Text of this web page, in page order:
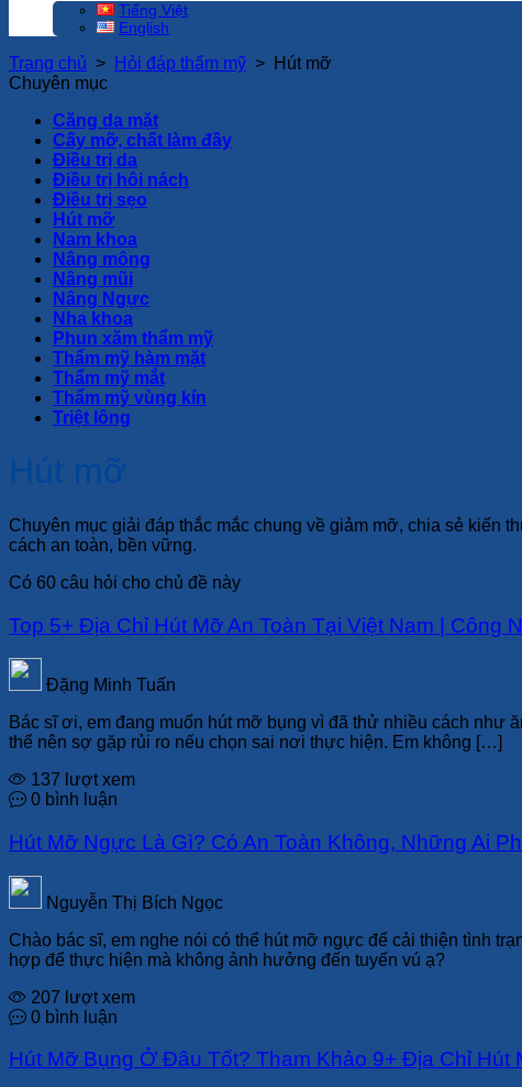
Tiếng Việt
English
Trang chủ > Hỏi đáp thẩm mỹ > Hút mỡ
Chuyên mục
Căng da mặt
Cấy mỡ, chất làm đầy
Điều trị da
Điều trị hôi nách
Điều trị sẹo
Hút mỡ
Nam khoa
Nâng mông
Nâng mũi
Nâng Ngực
Nha khoa
Phun xăm thẩm mỹ
Thẩm mỹ hàm mặt
Thẩm mỹ mắt
Thẩm mỹ vùng kín
Triệt lông
Hút mỡ
Chuyên mục giải đáp thắc mắc chung về giảm mỡ, chia sẻ kiến
cách an toàn, bền vững.
Có 60 câu hỏi cho chủ đề này
Top 5+ Địa Chỉ Hút Mỡ An Toàn Tại Việt Nam | Công
Đặng Minh Tuấn
Bác sĩ ơi, em đang muốn hút mỡ bụng vì đã thử nhiều cách như
thể nên sợ gặp rủi ro nếu chọn sai nơi thực hiện. Em không […]
137 lượt xem
0 bình luận
Hút Mỡ Ngực Là Gì? Có An Toàn Không, Những Ai
Nguyễn Thị Bích Ngọc
Chào bác sĩ, em nghe nói có thể hút mỡ ngực để cải thiện tình
hợp để thực hiện mà không ảnh hưởng đến tuyến vú ạ?
207 lượt xem
0 bình luận
Hút Mỡ Bụng Ở Đâu Tốt? Tham Khảo 9+ Địa Chỉ Hút